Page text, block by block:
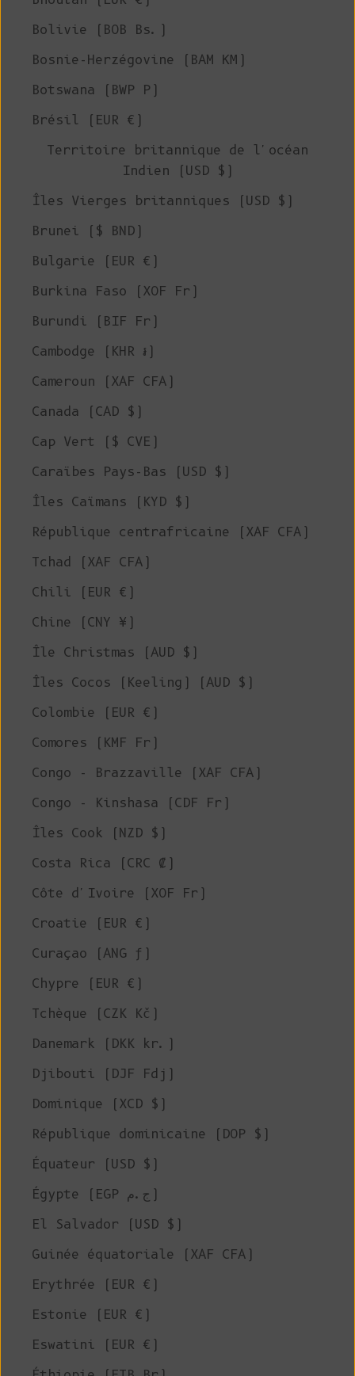
Bolivie (BOB Bs.)
Bosnie-Herzégovine (BAM КМ)
Botswana (BWP P)
Brésil (EUR €)
Territoire britannique de l'océan
Indien (USD $)
Îles Vierges britanniques (USD $)
Brunei ($ BND)
Bulgarie (EUR €)
Burkina Faso (XOF Fr)
Burundi (BIF Fr)
Cambodge (KHR ៛)
Cameroun (XAF CFA)
Canada (CAD $)
Cap Vert ($ CVE)
Caraïbes Pays-Bas (USD $)
Îles Caïmans (KYD $)
République centrafricaine (XAF CFA)
Tchad (XAF CFA)
Chili (EUR €)
Chine (CNY ¥)
Île Christmas (AUD $)
Îles Cocos (Keeling) (AUD $)
Colombie (EUR €)
Comores (KMF Fr)
Congo - Brazzaville (XAF CFA)
Congo - Kinshasa (CDF Fr)
Îles Cook (NZD $)
Costa Rica (CRC ₡)
Côte d'Ivoire (XOF Fr)
Croatie (EUR €)
Curaçao (ANG ƒ)
Chypre (EUR €)
Tchèque (CZK Kč)
Danemark (DKK kr.)
Djibouti (DJF Fdj)
Dominique (XCD $)
République dominicaine (DOP $)
Équateur (USD $)
Égypte (EGP ج.م)
El Salvador (USD $)
Guinée équatoriale (XAF CFA)
Erythrée (EUR €)
Estonie (EUR €)
Eswatini (EUR €)